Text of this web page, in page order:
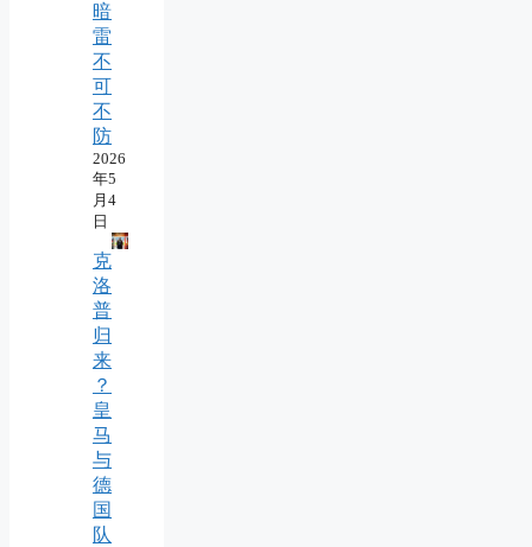
暗
雷
不
可
不
防
2026
年5
月4
日
克
洛
普
归
来
？
皇
马
与
德
国
队